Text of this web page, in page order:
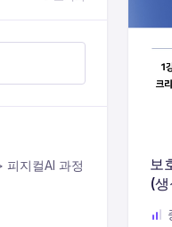
피지컬AI 과정
보
(